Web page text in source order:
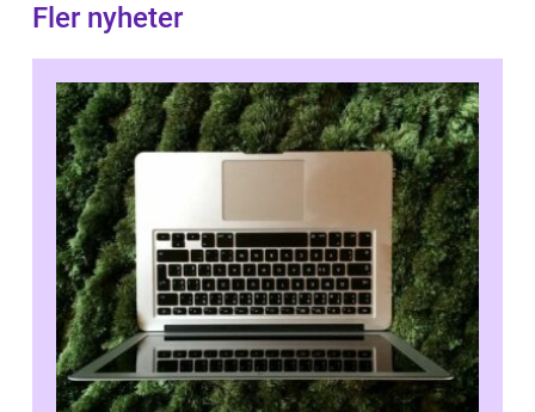
Fler nyheter